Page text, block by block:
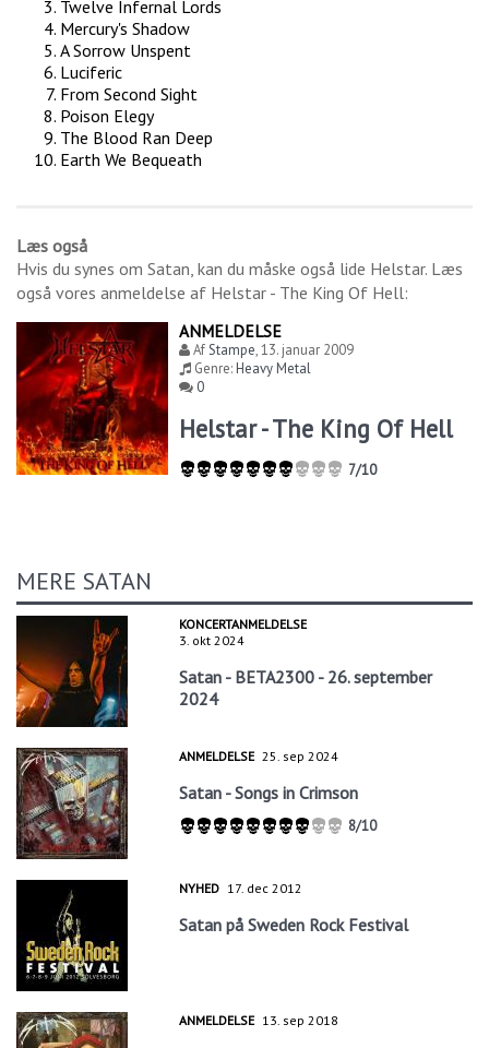
Twelve Infernal Lords
Mercury's Shadow
A Sorrow Unspent
Luciferic
From Second Sight
Poison Elegy
The Blood Ran Deep
Earth We Bequeath
Læs også
Hvis du synes om Satan, kan du måske også lide Helstar. Læs
også vores anmeldelse af Helstar - The King Of Hell:
ANMELDELSE
AfStampe,13. januar 2009
Genre:Heavy Metal
0
Helstar - The King Of Hell
7/10
MERE SATAN
KONCERTANMELDELSE
3. okt 2024
Satan - BETA2300 - 26. september
2024
ANMELDELSE 25. sep 2024
Satan - Songs in Crimson
8/10
NYHED 17. dec 2012
Satan på Sweden Rock Festival
ANMELDELSE 13. sep 2018